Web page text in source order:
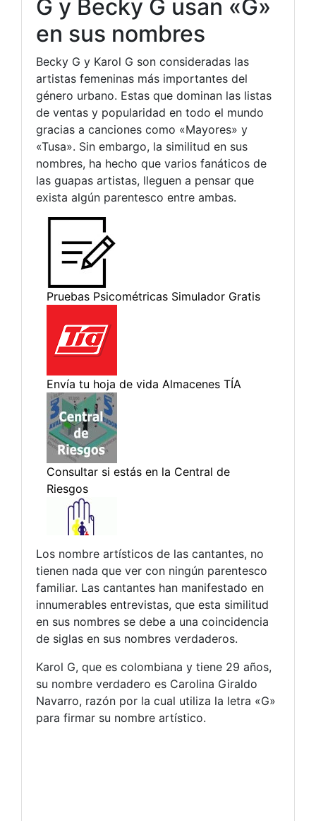
G y Becky G usan «G»
en sus nombres
Becky G y Karol G son consideradas las
artistas femeninas más importantes del
género urbano. Estas que dominan las listas
de ventas y popularidad en todo el mundo
gracias a canciones como «Mayores» y
«Tusa». Sin embargo, la similitud en sus
nombres, ha hecho que varios fanáticos de
las guapas artistas, lleguen a pensar que
exista algún parentesco entre ambas.
Los nombre artísticos de las cantantes, no
tienen nada que ver con ningún parentesco
familiar. Las cantantes han manifestado en
innumerables entrevistas, que esta similitud
en sus nombres se debe a una coincidencia
de siglas en sus nombres verdaderos.
Karol G, que es colombiana y tiene 29 años,
su nombre verdadero es Carolina Giraldo
Navarro, razón por la cual utiliza la letra «G»
para firmar su nombre artístico.